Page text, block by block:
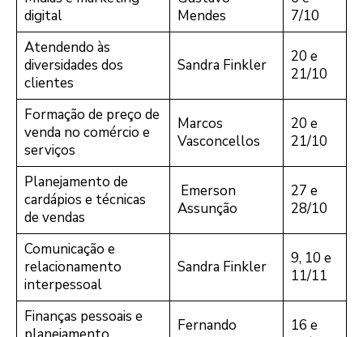
digital
Mendes
7/10
Atendendo às
diversidades dos
clientes
Sandra Finkler
20 e
21/10
Formação de preço de
venda no comércio e
serviços
Marcos
Vasconcellos
20 e
21/10
Planejamento de
cardápios e técnicas
de vendas
Emerson
Assunção
27 e
28/10
Comunicação e
relacionamento
interpessoal
Sandra Finkler
9, 10 e
11/11
Finanças pessoais e
Fernando
16 e